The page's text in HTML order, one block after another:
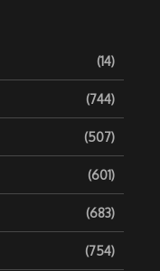
(14)
(744)
(507)
(601)
(683)
(754)